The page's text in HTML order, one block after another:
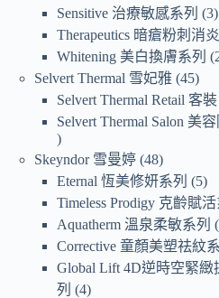
Sensitive 治療敏感系列
3
Therapeutics 暗瘡粉刺消
Whitening 美白換膚系列
Selvert Thermal 雪妃雅 45
Selvert Thermal Retail 客裝
Selvert Thermal Salon 美
Skeyndor 雪曼婷 48
Eternal 恆美修妍系列
5
Timeless Prodigy 克齡賦活
Aquatherm 溫泉柔敏系列
Corrective 童顏美塑祛紋
Global Lift 4D逆時空緊緻
列
4